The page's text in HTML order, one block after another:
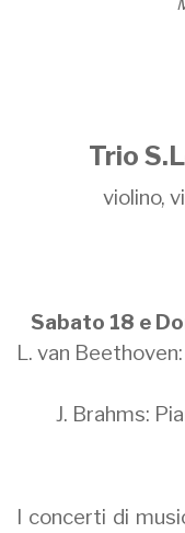
Trio
violino,
Sabato 18 e
L. van
J. Brahms:
I concerti di